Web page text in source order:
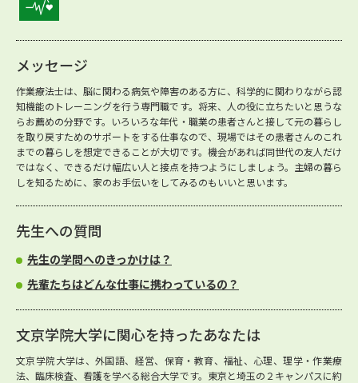
メッセージ
作業療法士は、脳に関わる病気や障害のある方に、科学的に関わりながら認
知機能のトレーニングを行う専門職です。将来、人の役に立ちたいと思うな
らお薦めの分野です。いろいろな年代・職業の患者さんと接して元の暮らし
を取り戻すためのサポートをする仕事なので、現場ではその患者さんのこれ
までの暮らしを想定できることが大切です。機会があれば同世代の友人だけ
ではなく、できるだけ幅広い人と接点を持つようにしましょう。主婦の暮ら
しを知るために、家のお手伝いをしてみるのもいいと思います。
先生への質問
先生の学問へのきっかけは？
先輩たちはどんな仕事に携わっているの？
文京学院大学に関心を持ったあなたは
文京学院大学は、外国語、経営、保育・教育、福祉、心理、理学・作業療
法、臨床検査、看護を学べる総合大学です。東京と埼玉の２キャンパスに約